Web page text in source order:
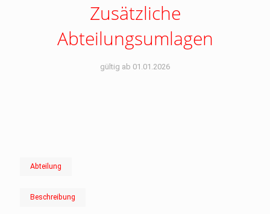
Zusätzliche
Abteilungsumlagen
gültig ab 01.01.2026
Abteilung
Beschreibung